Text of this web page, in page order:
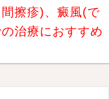
擦疹)、癜風(で
治療におすすめ